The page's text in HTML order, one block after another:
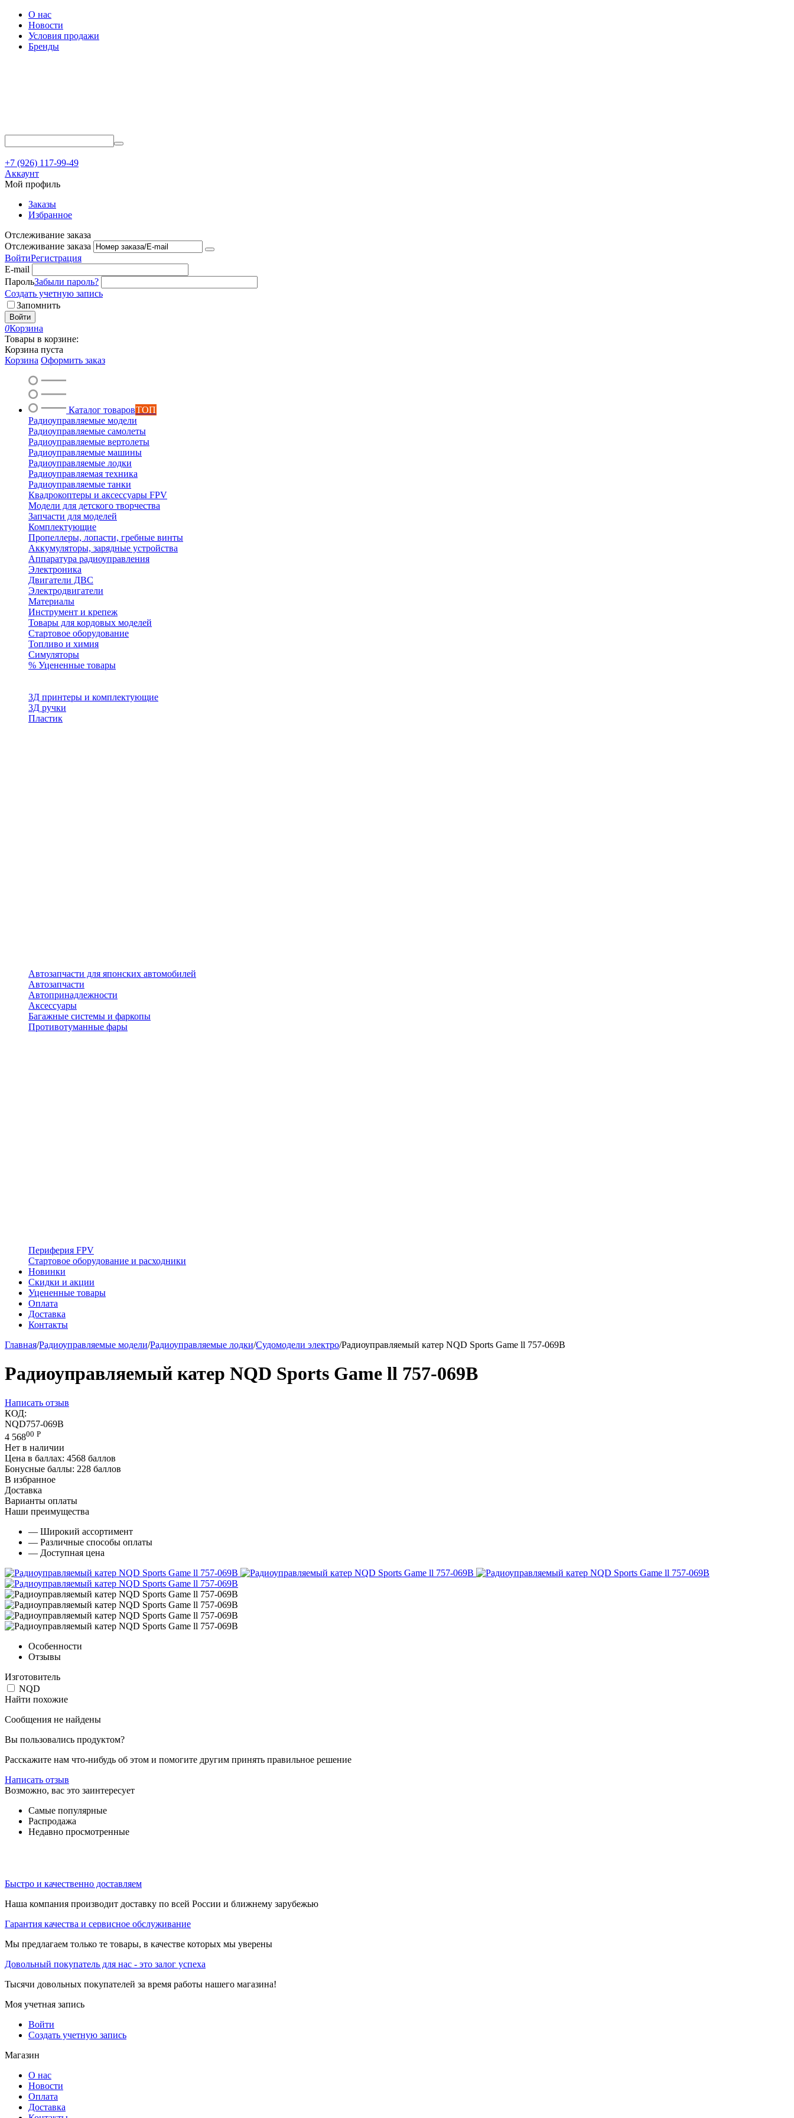
О нас
Новости
Условия продажи
Бренды
+7 (926) 117-99-49
Аккаунт
Мой профиль
Заказы
Избранное
Отслеживание заказа
Отслеживание заказа
ВойтиРегистрация
E-mail
ПарольЗабыли пароль?
Создать учетную запись
Запомнить
Войти
0Корзина
Товары в корзине:
Корзина пуста
Корзина Оформить заказ
Каталог товаровТОП
Радиоуправляемые модели
Радиоуправляемые самолеты
Радиоуправляемые вертолеты
Радиоуправляемые машины
Радиоуправляемые лодки
Радиоуправляемая техника
Радиоуправляемые танки
Квадрокоптеры и аксессуары FPV
Модели для детского творчества
Запчасти для моделей
Комплектующие
Пропеллеры, лопасти, гребные винты
Аккумуляторы, зарядные устройства
Аппаратура радиоуправления
Электроника
Двигатели ДВС
Электродвигатели
Материалы
Инструмент и крепеж
Товары для кордовых моделей
Стартовое оборудование
Топливо и химия
Симуляторы
% Уцененные товары
3Д принтеры и комплектующие
3Д ручки
Пластик
Автозапчасти для японских автомобилей
Автозапчасти
Автопринадлежности
Аксессуары
Багажные системы и фаркопы
Противотуманные фары
Периферия FPV
Стартовое оборудование и расходники
Новинки
Скидки и акции
Уцененные товары
Оплата
Доставка
Контакты
Главная/Радиоуправляемые модели/Радиоуправляемые лодки/Судомодели электро/Радиоуправляемый катер NQD Sports Game ll 757-069B
Радиоуправляемый катер NQD Sports Game ll 757-069B
Написать отзыв
КОД:
NQD757-069B
4 56800 Р
Нет в наличии
Цена в баллах: 4568 баллов
Бонусные баллы: 228 баллов
В избранное
Доставка
Варианты оплаты
Наши преимущества
— Широкий ассортимент
— Различные способы оплаты
— Доступная цена
Особенности
Отзывы
Изготовитель
NQD
Найти похожие
Сообщения не найдены
Вы пользовались продуктом?
Расскажите нам что-нибудь об этом и помогите другим принять правильное решение
Написать отзыв
Возможно, вас это заинтересует
Самые популярные
Распродажа
Недавно просмотренные
Быстро и качественно доставляем
Наша компания производит доставку по всей России и ближнему зарубежью
Гарантия качества и сервисное обслуживание
Мы предлагаем только те товары, в качестве которых мы уверены
Довольный покупатель для нас - это залог успеха
Тысячи довольных покупателей за время работы нашего магазина!
Моя учетная запись
Войти
Создать учетную запись
Магазин
О нас
Новости
Оплата
Доставка